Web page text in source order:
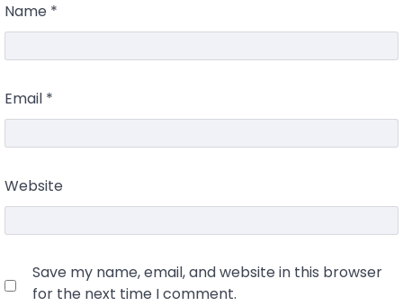
Name *
Email *
Website
Save my name, email, and website in this browser
for the next time I comment.